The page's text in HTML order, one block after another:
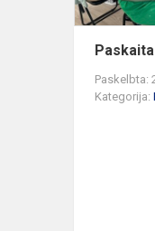
Paskelbta:
Kategorija: